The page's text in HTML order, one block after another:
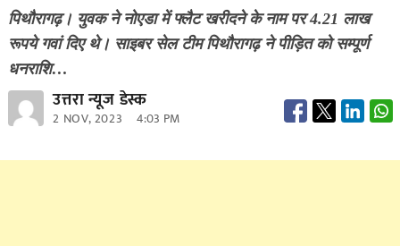
पिथौरागढ़। युवक ने नोएडा में फ्लैट खरीदने के नाम पर 4.21 लाख
रूपये गवां दिए थे। साइबर सेल टीम पिथौरागढ़ ने पीड़ित को सम्पूर्ण
धनराशि…
उत्तरा न्यूज डेस्क
2 NOV, 2023 4:03 PM